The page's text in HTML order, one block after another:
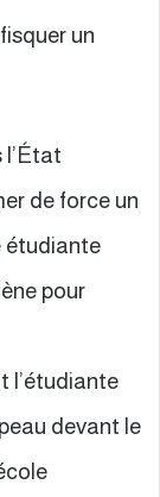
un
l’État
de force un
étudiante
pour
l’étudiante
devant le